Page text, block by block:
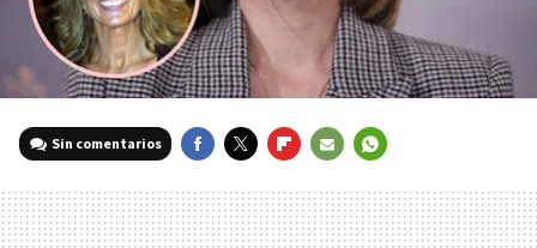
Sin comentarios
MAIL